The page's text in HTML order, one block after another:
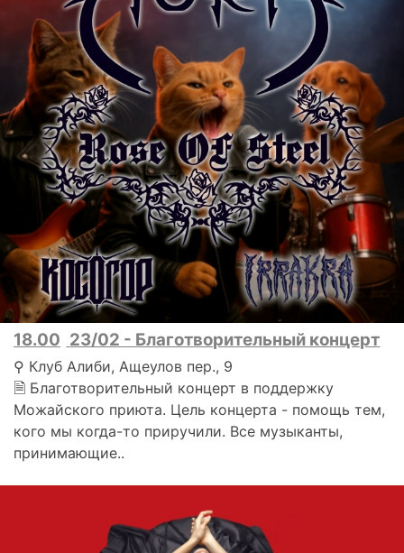
18.00 23/02 - Благотворительный концерт
⚲ Клуб Алиби, Ащеулов пер., 9
🗎 Благотворительный концерт в поддержку
Можайского приюта. Цель концерта - помощь тем,
кого мы когда-то приручили. Все музыканты,
принимающие..